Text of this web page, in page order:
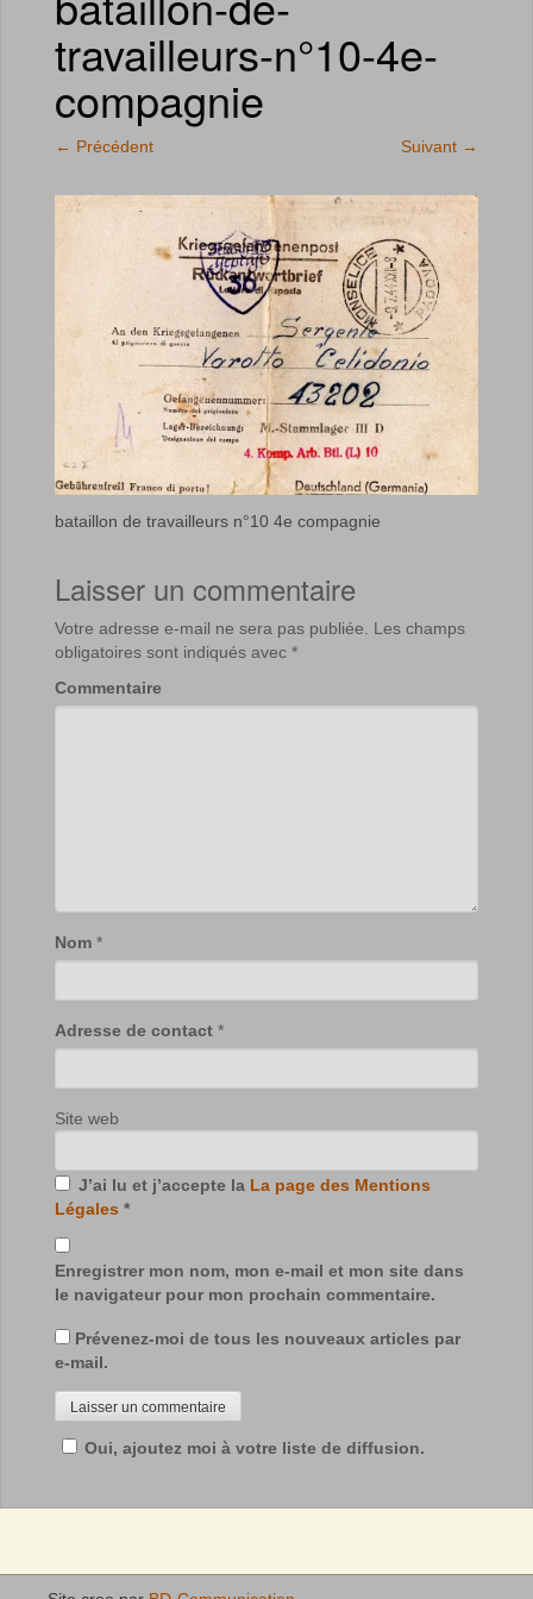
travailleurs-n°10-4e-
compagnie
← Précédent Suivant →
bataillon de travailleurs n°10 4e compagnie
Laisser un commentaire
Votre adresse e-mail ne sera pas publiée.
Les champs
obligatoires sont indiqués avec *
Commentaire
Nom *
Adresse de contact *
Site web
J’ai lu et j’accepte la La page des Mentions
Légales *
Enregistrer mon nom, mon e-mail et mon site dans
le navigateur pour mon prochain commentaire.
Prévenez-moi de tous les nouveaux articles par
e-mail.
Oui, ajoutez moi à votre liste de diffusion.